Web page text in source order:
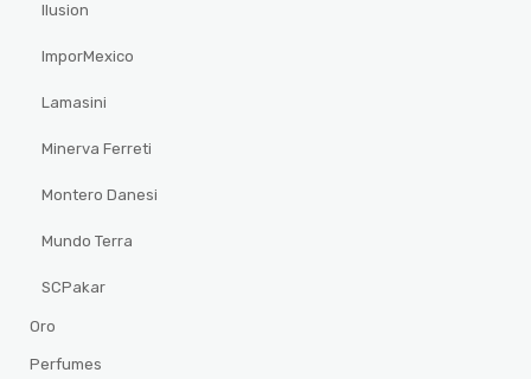
Ilusion
ImporMexico
Lamasini
Minerva Ferreti
Montero Danesi
Mundo Terra
SCPakar
Oro
Perfumes